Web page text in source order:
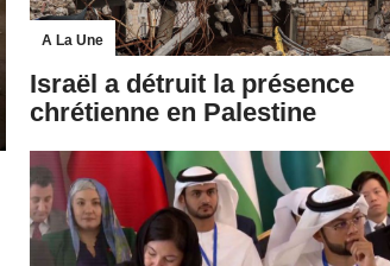
A La Une
Israël a détruit la présence
chrétienne en Palestine